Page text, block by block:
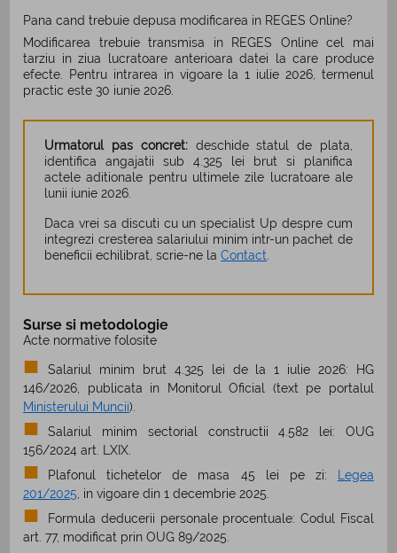
Pana cand trebuie depusa modificarea in REGES Online?
Modificarea trebuie transmisa in REGES Online cel mai
tarziu in ziua lucratoare anterioara datei la care produce
efecte. Pentru intrarea in vigoare la 1 iulie 2026, termenul
practic este 30 iunie 2026.
Urmatorul pas concret:deschide statul de plata,
identifica angajatii sub 4.325 lei brut si planifica
actele aditionale pentru ultimele zile lucratoare ale
lunii iunie 2026.
Daca vrei sa discuti cu un specialist Up despre cum
integrezi cresterea salariului minim intr-un pachet de
beneficii echilibrat, scrie-ne laContact
Surse si metodologie
Acte normative folosite
Salariul minim brut 4.325 lei de la 1 iulie 2026: HG
146/2026, publicata in Monitorul Oficial (text pe portalul
Ministerului Muncii).
Salariul minim sectorial constructii 4.582 lei: OUG
156/2024 art. LXIX.
Plafonul tichetelor de masa 45 lei pe zi:
Legea
201/2025 , in vigoare din 1 decembrie 2025.
Formula deducerii personale procentuale: Codul Fiscal
art. 77, modificat prin OUG 89/2025.